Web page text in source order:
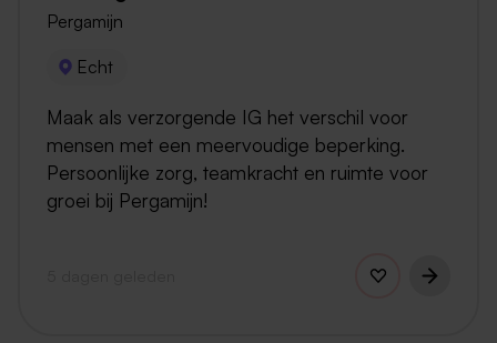
Pergamijn
Echt
Maak als verzorgende IG het verschil voor
mensen met een meervoudige beperking.
Persoonlijke zorg, teamkracht en ruimte voor
groei bij Pergamijn!